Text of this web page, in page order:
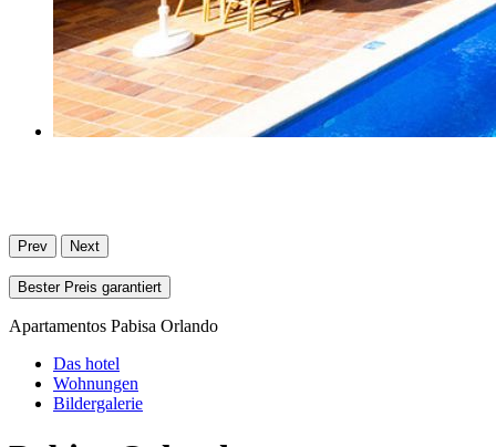
Prev Next
Bester Preis garantiert
Apartamentos Pabisa Orlando
Das hotel
Wohnungen
Bildergalerie